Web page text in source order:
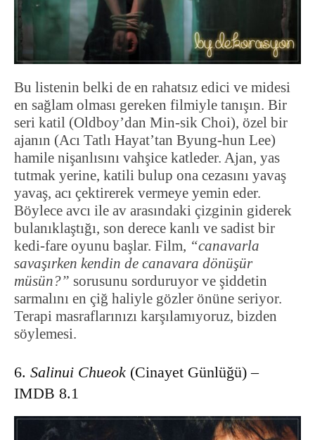
Bu listenin belki de en rahatsız edici ve midesi
en sağlam olması gereken filmiyle tanışın. Bir
seri katil (Oldboy’dan Min-sik Choi), özel bir
ajanın (Acı Tatlı Hayat’tan Byung-hun Lee)
hamile nişanlısını vahşice katleder. Ajan, yas
tutmak yerine, katili bulup ona cezasını yavaş
yavaş, acı çektirerek vermeye yemin eder.
Böylece avcı ile av arasındaki çizginin giderek
bulanıklaştığı, son derece kanlı ve sadist bir
kedi-fare oyunu başlar. Film, “canavarla
savaşırken kendin de canavara dönüşür
müsün?” sorusunu sorduruyor ve şiddetin
sarmalını en çiğ haliyle gözler önüne seriyor.
Terapi masraflarınızı karşılamıyoruz, bizden
söylemesi.
6. Salinui Chueok (Cinayet Günlüğü) –
IMDB 8.1